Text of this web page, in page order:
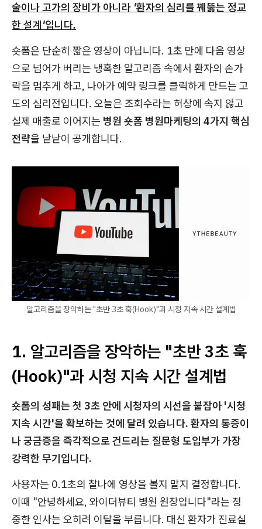
술이나 고가의 장비가 아니라 '환자의 심리를 꿰뚫는 정교
한 설계'입니다.
숏폼은 단순히 짧은 영상이 아닙니다. 1초 만에 다음 영상
으로 넘어가 버리는 냉혹한 알고리즘 속에서 환자의 손가
락을 멈추게 하고, 나아가 예약 링크를 클릭하게 만드는 고
도의 심리전입니다. 오늘은 조회수라는 허상에 속지 않고
실제 매출로 이어지는 병원 숏폼 병원마케팅의 4가지 핵심
전략을 낱낱이 공개합니다.
알고리즘을 장악하는 "초반 3초 훅(Hook)"과 시청 지속 시간 설계법
1. 알고리즘을 장악하는 "초반 3초 훅
(Hook)"과 시청 지속 시간 설계법
숏폼의 성패는 첫 3초 안에 시청자의 시선을 붙잡아 '시청
지속 시간'을 확보하는 것에 달려 있습니다. 환자의 통증이
나 궁금증을 즉각적으로 건드리는 질문형 도입부가 가장
강력한 무기입니다.
사용자는 0.1초의 찰나에 영상을 볼지 말지 결정합니다.
이때 "안녕하세요, 와이더뷰티 병원 원장입니다"라는 정
중한 인사는 오히려 이탈을 부릅니다. 대신 환자가 진료실